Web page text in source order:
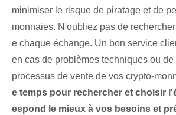
minimiser le risque de piratage et de
monnaies. N'oubliez pas de
e chaque échange. Un bon service
en cas de problèmes techniques ou
processus de vente de vos crypto-
e temps pour rechercher et choisir
espond le mieux à vos besoins et